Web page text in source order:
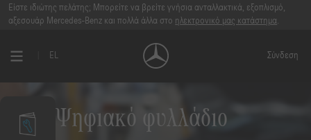
Είστε ιδιώτης πελάτης; Μπορείτε να βρείτε γνήσια ανταλλακτικά, εξοπλισμό,
αξεσουάρ Mercedes-Benz και πολλά άλλα στο ηλεκτρονικό μας κατάστημα.
EL Σύνδεση
Ψηφιακό φυλλάδιο